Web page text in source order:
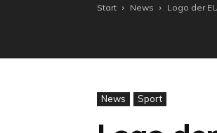
Start News Logo der
News Sport